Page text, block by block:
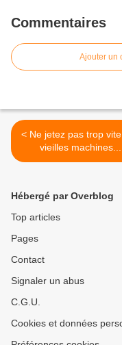
Commentaires
Ajouter un
< Ne jetez pas trop vite vos
vieilles machines...
Hébergé par Overblog
Top articles
Pages
Contact
Signaler un abus
C.G.U.
Cookies et données